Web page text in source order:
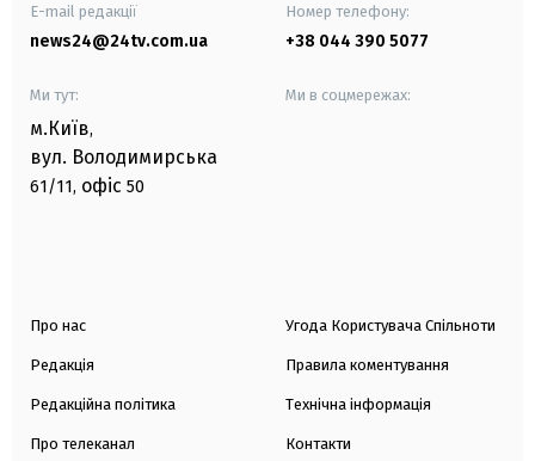
E-mail редакції
news24@24tv.com.ua
Номер телефону:
+38 044 390 5077
Ми тут:
м.Київ,
вул. Володимирська
61/11, офіс 50
Ми в соцмережах:
Про нас
Редакція
Редакційна політика
Про телеканал
Угода Користувача Спільноти
Правила коментування
Технічна інформація
Контакти